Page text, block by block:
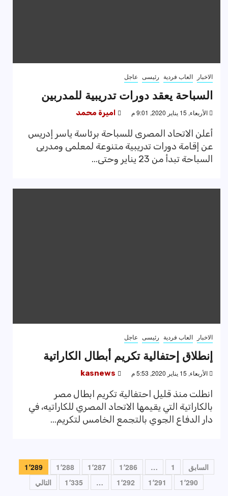
الاخبار العاب فردية رئيسى عاجل
السباحة يعقد دورات تدريبية للمدربين
الأربعاء, 15 يناير 2020, 9:01 م اميرة محمد
أعلن الاتحاد المصرى للسباحة برئاسة ياسر إدريس
عن إقامة دورات تدريبية متنوعة لمعلمى ومدربى
السباحة تبدأ من 23 يناير وحتى...
الاخبار العاب فردية رئيسى عاجل
إنطلاق إحتفالية تكريم أبطال الكاراتية
الأربعاء, 15 يناير 2020, 5:53 م kasnews
انطلت منذ قليل احتفالية تكريم ابطال مصر
بالكاراتية التي يقيمها الاتحاد المصري للكاراتيه، في
دار الدفاع الجوي بالتجمع الخامس لتكريم...
تعدد
صفحات
السابق 1
… 1٬286 1٬287 1٬288
1٬289
1٬290
1٬291 1٬292 … 1٬335 التالي